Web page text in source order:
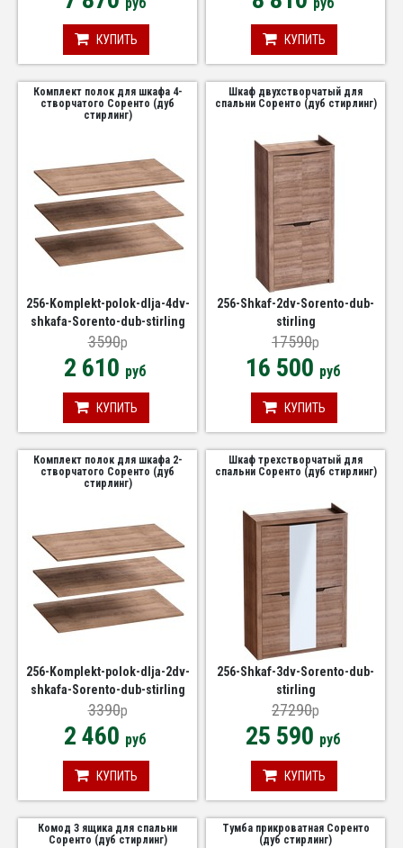
руб
КУПИТЬ
руб
КУПИТЬ
Комплект полок для шкафа 4-
створчатого Соренто (дуб
стирлинг)
256-Komplekt-polok-dlja-4dv-
shkafa-Sorento-dub-stirling
3590p
2 610 руб
КУПИТЬ
Шкаф двухстворчатый для
спальни Соренто (дуб стирлинг)
256-Shkaf-2dv-Sorento-dub-
stirling
17590p
16 500 руб
КУПИТЬ
Комплект полок для шкафа 2-
створчатого Соренто (дуб
стирлинг)
256-Komplekt-polok-dlja-2dv-
shkafa-Sorento-dub-stirling
3390p
2 460 руб
КУПИТЬ
Шкаф трехстворчатый для
спальни Соренто (дуб стирлинг)
256-Shkaf-3dv-Sorento-dub-
stirling
27290p
25 590 руб
КУПИТЬ
Комод 3 ящика для спальни
Соренто (дуб стирлинг)
Тумба прикроватная Соренто
(дуб стирлинг)